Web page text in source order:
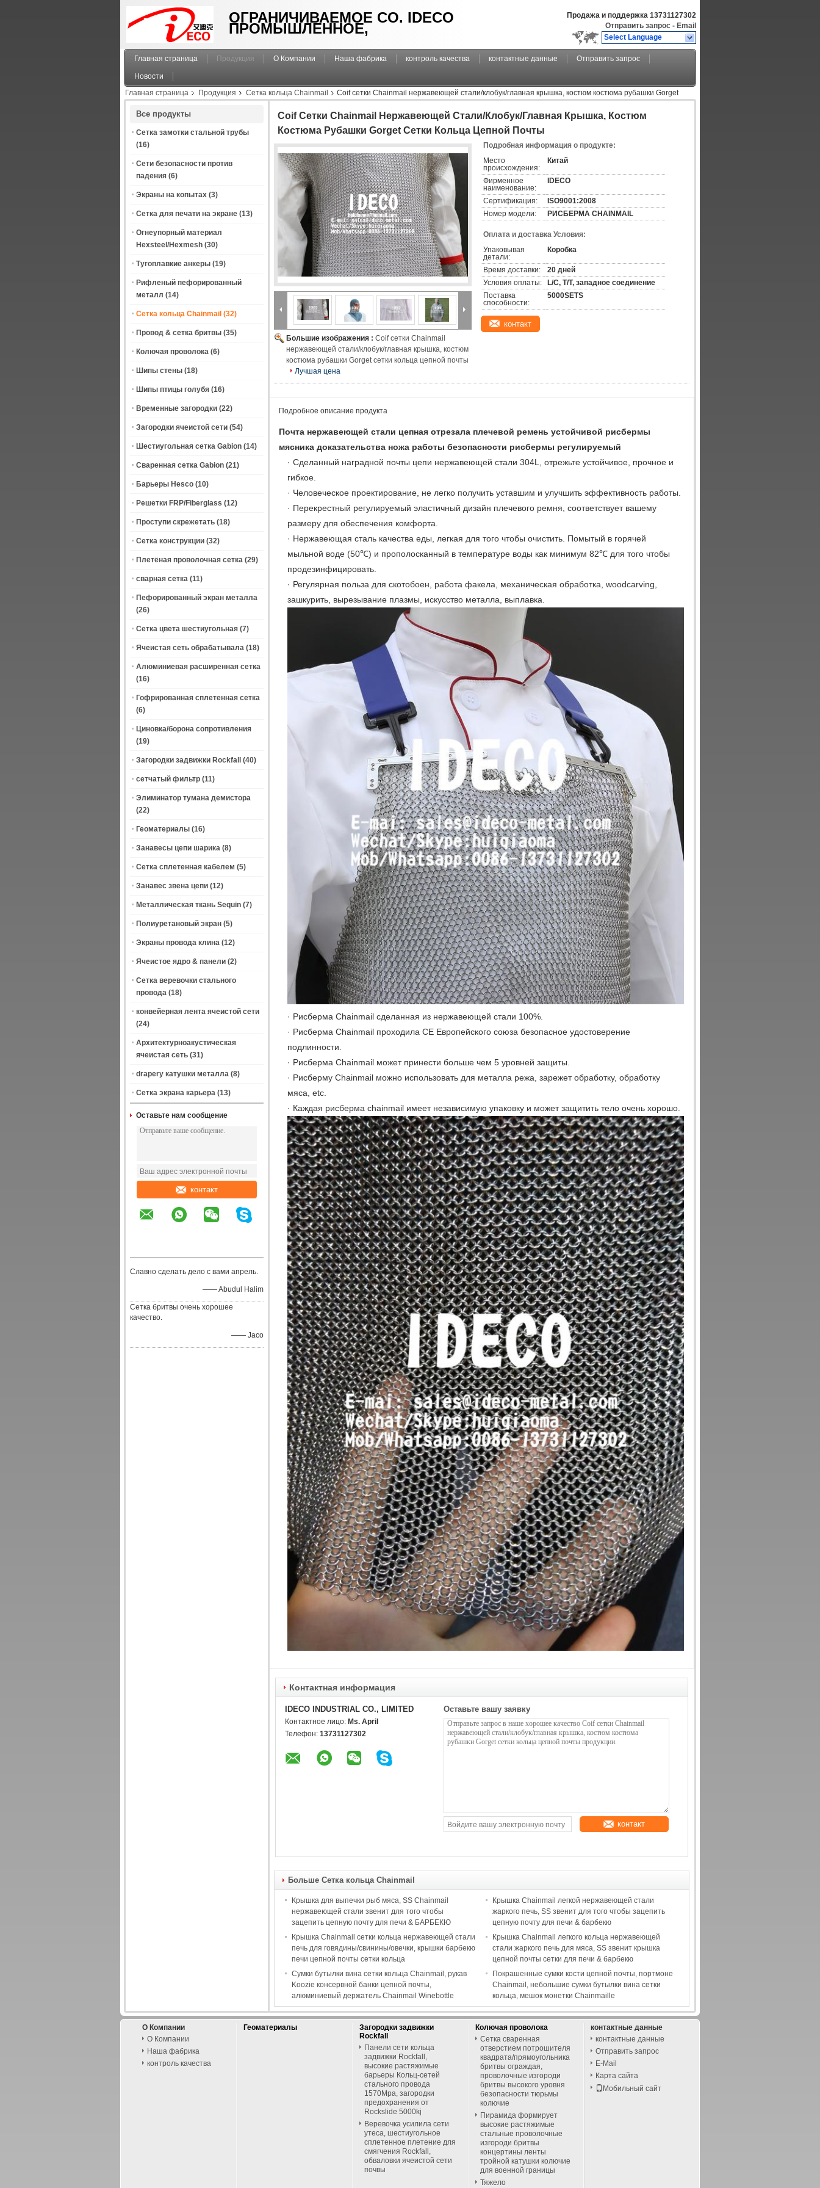
ОГРАНИЧИВАЕМОЕ CO. IDECO
ПРОМЫШЛЕННОЕ,
Продажа и поддержка 13731127302
Отправить запрос - Email
Select Language
Главная страница Продукция О Компании Наша фабрика контроль качества контактные данные Отправить запрос
Новости
Главная страница
Продукция Сетка кольца Chainmail
Coif сетки Chainmail нержавеющей стали/клобук/главная крышка, костюм костюма рубашки Gorget
Все продукты
Сетка замотки стальной трубы
(16)
Сети безопасности против
падения (6)
Экраны на копытах (3)
Сетка для печати на экране (13)
Огнеупорный материал
Hexsteel/Hexmesh (30)
Тугоплавкие анкеры (19)
Рифленый пефорированный
металл (14)
Сетка кольца Chainmail (32)
Провод & сетка бритвы (35)
Колючая проволока (6)
Шипы стены (18)
Шипы птицы голубя (16)
Временные загородки (22)
Загородки ячеистой сети (54)
Шестиугольная сетка Gabion (14)
Сваренная сетка Gabion (21)
Барьеры Hesco (10)
Решетки FRP/Fiberglass (12)
Проступи скрежетать (18)
Сетка конструкции (32)
Плетёная проволочная сетка (29)
сварная сетка (11)
Пефорированный экран металла
(26)
Сетка цвета шестиугольная (7)
Ячеистая сеть обрабатывала (18)
Алюминиевая расширенная сетка
(16)
Гофрированная сплетенная сетка
(6)
Циновка/борона сопротивления
(19)
Загородки задвижки Rockfall (40)
сетчатый фильтр (11)
Элиминатор тумана демистора
(22)
Геоматериалы (16)
Занавесы цепи шарика (8)
Сетка сплетенная кабелем (5)
Занавес звена цепи (12)
Металлическая ткань Sequin (7)
Полиуретановый экран (5)
Экраны провода клина (12)
Ячеистое ядро & панели (2)
Сетка веревочки стального
провода (18)
конвейерная лента ячеистой сети
(24)
Архитектурноакустическая
ячеистая сеть (31)
drapery катушки металла (8)
Сетка экрана карьера (13)
Оставьте нам сообщение
контакт
Славно сделать дело с вами апрель.
—— Abudul Halim
Сетка бритвы очень хорошее
качество.
—— Jaco
Coif Сетки Chainmail Нержавеющей Стали/клобук/главная Крышка, Костюм
Костюма Рубашки Gorget Сетки Кольца Цепной Почты
Большие изображения : Coif сетки Chainmail
нержавеющей стали/клобук/главная крышка, костюм
костюма рубашки Gorget сетки кольца цепной почты
Лучшая цена
Подробная информация о продукте:
Место
происхождения:
Китай
Фирменное
наименование:
IDECO
Сертификация:
ISO9001:2008
Номер модели:
РИСБЕРМА CHAINMAIL
Оплата и доставка Условия:
Упаковывая
детали:
Коробка
Время доставки:
20 дней
Условия оплаты:
L/C, T/T, западное соединение
Поставка
способности:
5000SETS
контакт
Подробное описание продукта
Почта нержавеющей стали цепная отрезала плечевой ремень устойчивой рисбермы
мясника доказательства ножа работы безопасности рисбермы регулируемый
· Сделанный наградной почты цепи нержавеющей стали 304L, отрежьте устойчивое, прочное и
гибкое.
· Человеческое проектирование, не легко получить уставшим и улучшить эффективность работы.
· Перекрестный регулируемый эластичный дизайн плечевого ремня, соответствует вашему
размеру для обеспечения комфорта.
· Нержавеющая сталь качества еды, легкая для того чтобы очистить. Помытый в горячей
мыльной воде (50℃) и прополосканный в температуре воды как минимум 82℃ для того чтобы
продезинфицировать.
· Регулярная польза для скотобоен, работа факела, механическая обработка, woodcarving,
зашкурить, вырезывание плазмы, искусство металла, выплавка.
· Рисберма Chainmail сделанная из нержавеющей стали 100%.
· Рисберма Chainmail проходила CE Европейского союза безопасное удостоверение
подлинности.
· Рисберма Chainmail может принести больше чем 5 уровней защиты.
· Рисберму Chainmail можно использовать для металла режа, зарежет обработку, обработку
мяса, etc.
· Каждая рисберма chainmail имеет независимую упаковку и может защитить тело очень хорошо.
Контактная информация
IDECO INDUSTRIAL CO., LIMITED
Контактное лицо: Ms. April
Телефон: 13731127302
Оставьте вашу заявку
контакт
Больше Сетка кольца Chainmail
Крышка для выпечки рыб мяса, SS Chainmail
нержавеющей стали звенит для того чтобы
зацепить цепную почту для печи & БАРБЕКЮ
Крышка Chainmail легкой нержавеющей стали
жаркого печь, SS звенит для того чтобы зацепить
цепную почту для печи & барбекю
Крышка Chainmail сетки кольца нержавеющей стали
печь для говядины/свинины/овечки, крышки барбекю
печи цепной почты сетки кольца
Крышка Chainmail легкого кольца нержавеющей
стали жаркого печь для мяса, SS звенит крышка
цепной почты сетки для печи & барбекю
Сумки бутылки вина сетки кольца Chainmail, рукав
Koozie консервной банки цепной почты,
алюминиевый держатель Chainmail Winebottle
Покрашенные сумки кости цепной почты, портмоне
Chainmail, небольшие сумки бутылки вина сетки
кольца, мешок монетки Chainmaille
О Компании
О Компании
Наша фабрика
контроль качества
Геоматериалы
Загородки задвижки
Rockfall
Панели сети кольца
задвижки Rockfall,
высокие растяжимые
барьеры Кольц-сетей
стального провода
1570Mpa, загородки
предохранения от
Rockslide 5000kj
Веревочка усилила сети
утеса, шестиугольное
сплетенное плетение для
смягчения Rockfall,
обваловки ячеистой сети
почвы
Колючая проволока
Сетка сваренная
отверстием потрошителя
квадрата/прямоугольника
бритвы ограждая,
проволочные изгороди
бритвы высокого уровня
безопасности тюрьмы
колючие
Пирамида формирует
высокие растяжимые
стальные проволочные
изгороди бритвы
концертины ленты
тройной катушки колючие
для военной границы
Тяжело
контактные данные
контактные данные
Отправить запрос
E-Mail
Карта сайта
Мобильный сайт